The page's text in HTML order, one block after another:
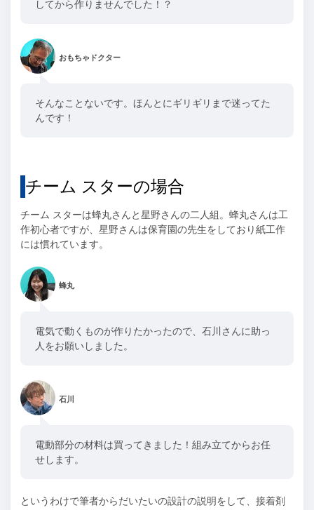
してから作りませんでした！？
おもちゃドクター
そんなことないです。ほんとにギリギリまで迷ってた
んです！
チーム スターの場合
チーム スターは蜂丸さんと星野さんの二人組。蜂丸さんは工
作初心者ですが、星野さんは保育園の先生をしており紙工作
には慣れています。
蜂丸
電気で動くものが作りたかったので、石川さんに助っ
人をお願いしました。
石川
電動部分の材料は買ってきました！組み立てからお任
せします。
というわけで筆者からだいたいの設計の説明をして、接着剤